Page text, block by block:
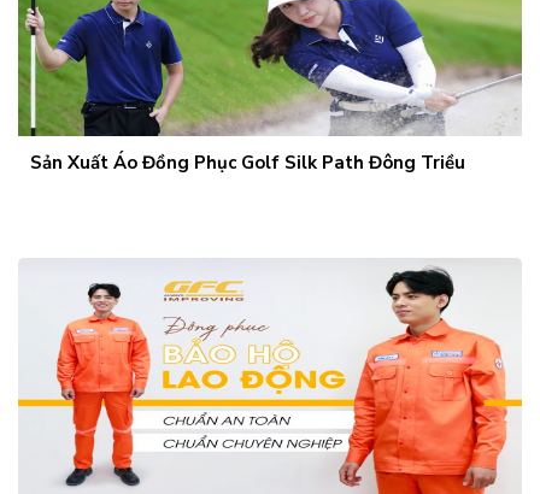
Sản Xuất Áo Đồng Phục Golf Silk Path Đông Triều